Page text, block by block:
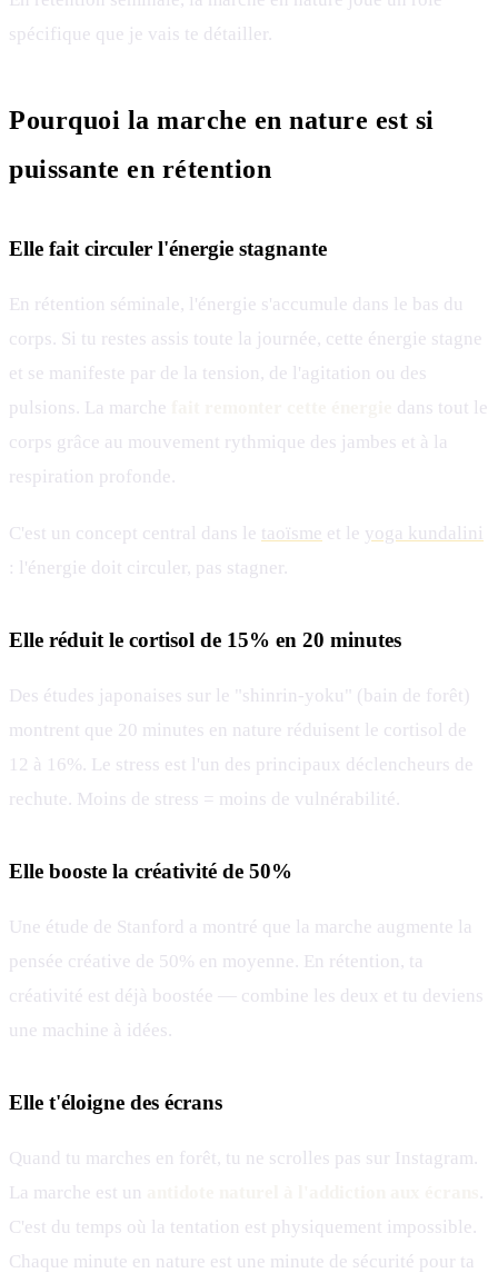
spécifique que je vais te détailler.
Pourquoi la marche en nature est si
puissante en rétention
Elle fait circuler l'énergie stagnante
En rétention séminale, l'énergie s'accumule dans le bas du
corps. Si tu restes assis toute la journée, cette énergie stagne
et se manifeste par de la tension, de l'agitation ou des
pulsions. La marche
dans tout le
corps grâce au mouvement rythmique des jambes et à la
respiration profonde.
C'est un concept central dans le taoïsme et le yoga kundalini
: l'énergie doit circuler, pas stagner.
Elle réduit le cortisol de 15% en 20 minutes
Des études japonaises sur le "shinrin-yoku" (bain de forêt)
montrent que 20 minutes en nature réduisent le cortisol de
12 à 16%. Le stress est l'un des principaux déclencheurs de
rechute. Moins de stress = moins de vulnérabilité.
Elle booste la créativité de 50%
Une étude de Stanford a montré que la marche augmente la
pensée créative de 50% en moyenne. En rétention, ta
créativité est déjà boostée — combine les deux et tu deviens
une machine à idées.
Elle t'éloigne des écrans
Quand tu marches en forêt, tu ne scrolles pas sur Instagram.
La marche est un
.
C'est du temps où la tentation est physiquement impossible.
Chaque minute en nature est une minute de sécurité pour ta